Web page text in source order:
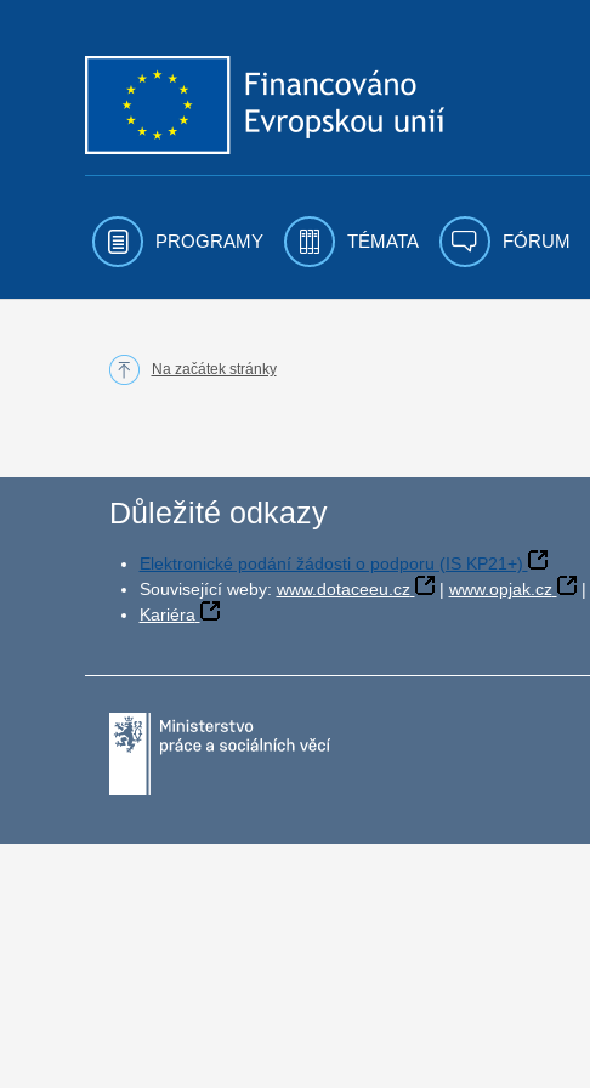
PROGRAMY TÉMATA FÓRUM
Na začátek stránky
Důležité odkazy
Elektronické podání žádosti o podporu (IS KP21+)
Související weby: www.dotaceeu.cz | www.opjak.cz |
Kariéra